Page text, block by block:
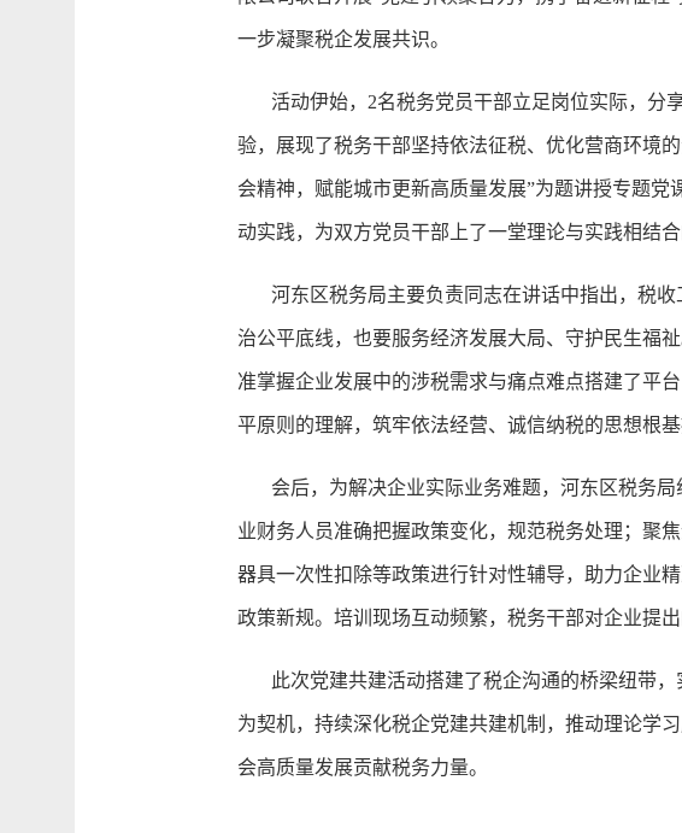
一步凝聚税企发展共识。
活动伊始，2名税务党员干部立足岗位实际，分
验，展现了税务干部坚持依法征税、优化营商环境
会精神，赋能城市更新高质量发展”为题讲授专题
动实践，为双方党员干部上了一堂理论与实践相结合
河东区税务局主要负责同志在讲话中指出，税收
治公平底线，也要服务经济发展大局、守护民生福
准掌握企业发展中的涉税需求与痛点难点搭建了平
平原则的理解，筑牢依法经营、诚信纳税的思想根
会后，为解决企业实际业务难题，河东区税务局
业财务人员准确把握政策变化，规范税务处理；聚
器具一次性扣除等政策进行针对性辅导，助力企业
政策新规。培训现场互动频繁，税务干部对企业提
此次党建共建活动搭建了税企沟通的桥梁纽带，
为契机，持续深化税企党建共建机制，推动理论学
会高质量发展贡献税务力量。